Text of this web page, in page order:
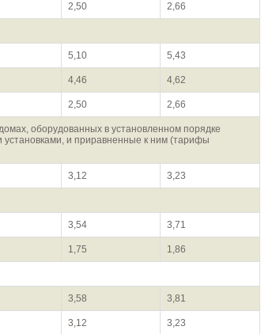
2,50 2,66
5,10 5,43
4,46 4,62
2,50 2,66
оборудованных в установленном порядке
и приравненные к ним (тарифы
3,12 3,23
3,54 3,71
1,75 1,86
3,58 3,81
3,12 3,23